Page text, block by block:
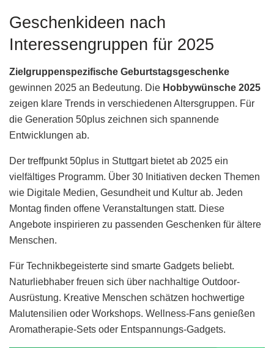
Geschenkideen nach
Interessengruppen für 2025
Zielgruppenspezifische Geburtstagsgeschenke
gewinnen 2025 an Bedeutung. Die Hobbywünsche 2025
zeigen klare Trends in verschiedenen Altersgruppen. Für
die Generation 50plus zeichnen sich spannende
Entwicklungen ab.
Der treffpunkt 50plus in Stuttgart bietet ab 2025 ein
vielfältiges Programm. Über 30 Initiativen decken Themen
wie Digitale Medien, Gesundheit und Kultur ab. Jeden
Montag finden offene Veranstaltungen statt. Diese
Angebote inspirieren zu passenden Geschenken für ältere
Menschen.
Für Technikbegeisterte sind smarte Gadgets beliebt.
Naturliebhaber freuen sich über nachhaltige Outdoor-
Ausrüstung. Kreative Menschen schätzen hochwertige
Malutensilien oder Workshops. Wellness-Fans genießen
Aromatherapie-Sets oder Entspannungs-Gadgets.